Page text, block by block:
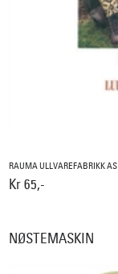
RAUMA ULLVAREFABRIKK AS
Kr 65,-
NØSTEMASKIN